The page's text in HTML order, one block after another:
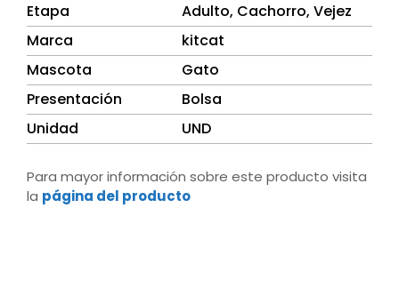
Etapa
Adulto, Cachorro, Vejez
Marca
kitcat
Mascota
Gato
Presentación
Bolsa
Unidad
UND
Para mayor información sobre este producto visita
la página del producto